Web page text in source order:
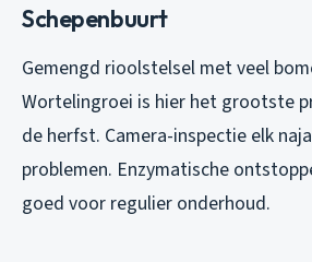
Schepenbuurt
Gemengd rioolstelsel met veel
Wortelingroei is hier het grootste
de herfst. Camera-inspectie elk
problemen. Enzymatische
goed voor regulier onderhoud.